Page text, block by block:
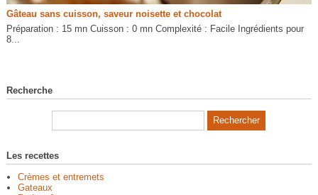
Gâteau sans cuisson, saveur noisette et chocolat
Préparation : 15 mn Cuisson : 0 mn Complexité : Facile Ingrédients pour
8...
Recherche
Les recettes
Crèmes et entremets
Gateaux